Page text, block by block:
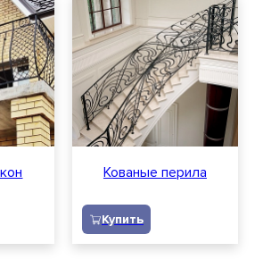
Кованые перила
Купить